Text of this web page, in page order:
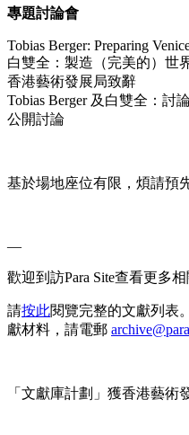
專題討論會
Tobias Berger: Preparing Venic
白雙全 ： 製造 （完美的） 世
香港藝術發展局致辭
Tobias Berger 及 白雙全 ： 討
公開討論
基於場地座位有限 ， 煩請預
—
歡迎到 訪Para Site查看更多相
請按此閱覽完整的文獻列 表。
獻材料 ， 請電郵 archive@para
「 文獻庫計劃 」 獲香港藝術